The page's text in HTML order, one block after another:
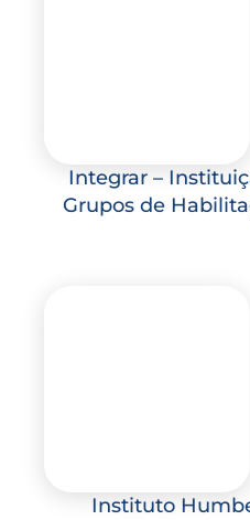
Integrar –
Grupos de
Instituto